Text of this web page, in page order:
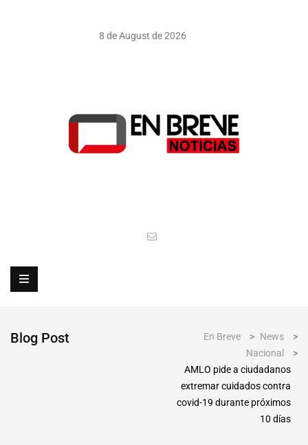
8 de August de 2026
Blog Post En Breve > News
>
Nacional
>
AMLO pide a ciudadanos
extremar cuidados contra
covid-19 durante próximos
10 días